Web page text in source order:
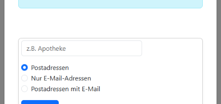
Karte für
Adressen
von
Musikproduzenten
(Musikproduzenten)